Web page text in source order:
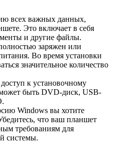
всех важных данных,
Это включает в себя
и другие файлы.
заряжен или
Во время установки
значительное количество
к установочному
быть DVD-диск, USB-
Windows вы хотите
что ваш планшет
требованиям для
системы.